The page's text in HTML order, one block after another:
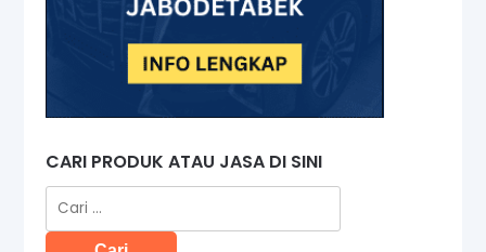
CARI PRODUK ATAU JASA DI SINI
Cari